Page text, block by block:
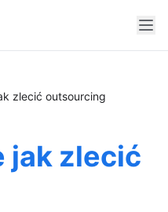
zlecić outsourcing
jak zlecić